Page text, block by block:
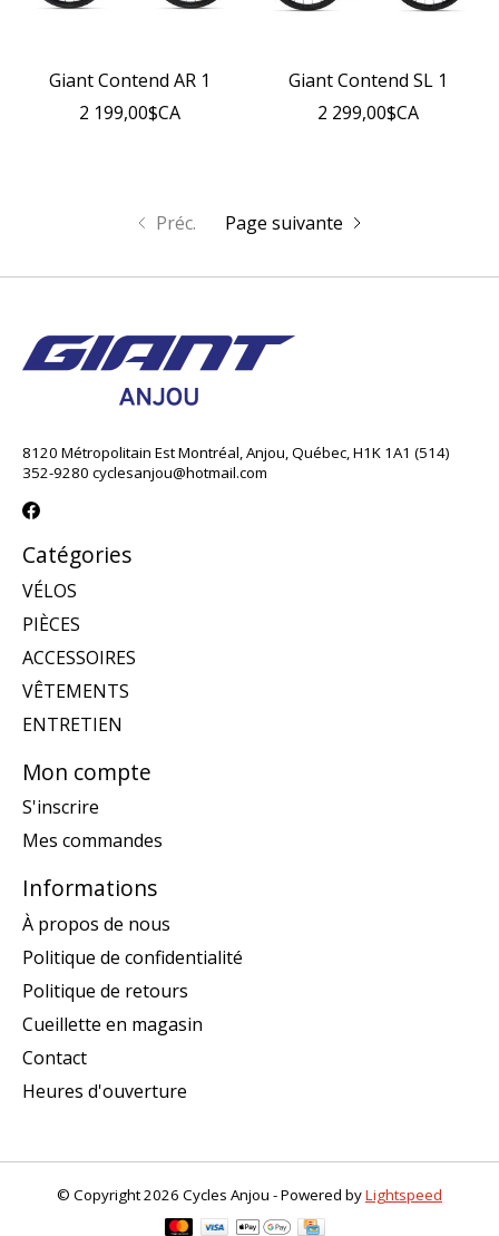
Giant Contend AR 1
2 199,00$CA
Giant Contend SL 1
2 299,00$CA
Préc. Page suivante
8120 Métropolitain Est Montréal, Anjou, Québec, H1K 1A1 (514)
352-9280 cyclesanjou@hotmail.com
Catégories
VÉLOS
PIÈCES
ACCESSOIRES
VÊTEMENTS
ENTRETIEN
Mon compte
S'inscrire
Mes commandes
Informations
À propos de nous
Politique de confidentialité
Politique de retours
Cueillette en magasin
Contact
Heures d'ouverture
© Copyright 2026 Cycles Anjou - Powered byLightspeed